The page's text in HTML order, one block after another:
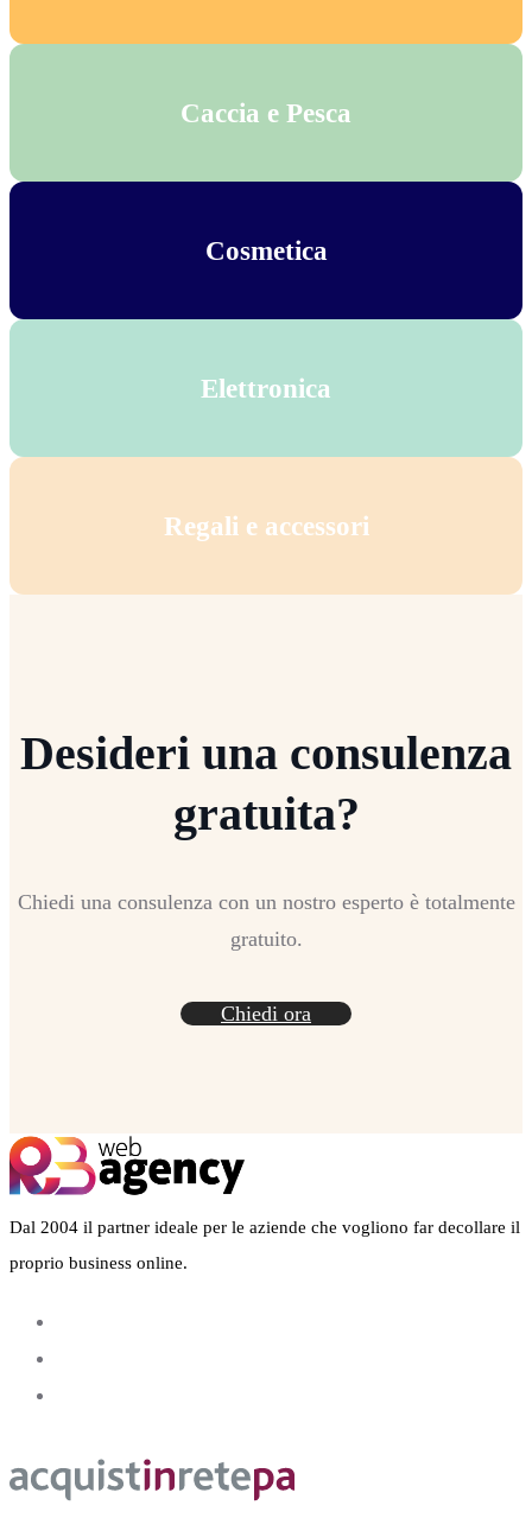
Caccia e Pesca
Cosmetica
Elettronica
Regali e accessori
Desideri una consulenza
gratuita?
Chiedi una consulenza con un nostro esperto è totalmente
gratuito.
Chiedi ora
Dal 2004 il partner ideale per le aziende che vogliono far decollare il
proprio business online.